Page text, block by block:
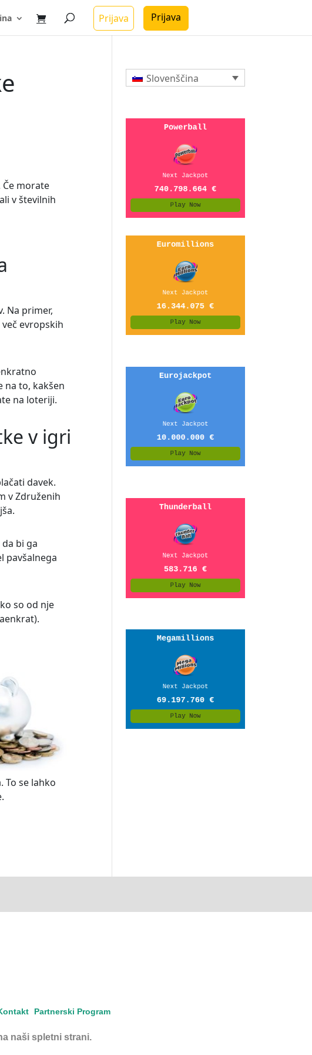
Prijava Prijava
morate
v številnih
Na primer,
evropskih
na to, kakšen
na loteriji.
v igri
davek.
v Združenih
bi ga
pavšalnega
so od nje
To se lahko
Slovenščina
Partnerski Program
naši spletni strani.